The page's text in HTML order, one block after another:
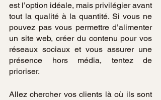
est l’option idéale, mais privilégier avant
tout la qualité à la quantité. Si vous ne
pouvez pas vous permettre d’alimenter
un site web, créer du contenu pour vos
réseaux sociaux et vous assurer une
présence hors média, tentez de
prioriser.
Allez chercher vos clients là où ils sont